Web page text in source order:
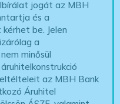
jogát az MBH
és a
be. Jelen
a
minősül
az MBH Bank
Áruhitel